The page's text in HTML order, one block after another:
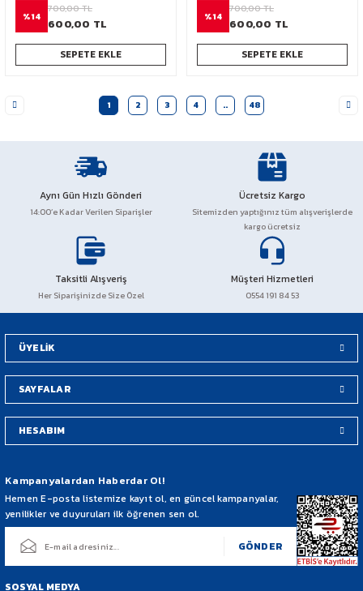
%14
700,00 TL
600,00 TL
SEPETE EKLE
%14
700,00 TL
600,00 TL
SEPETE EKLE
1 2 3 4 .. 48
Aynı Gün Hızlı Gönderi
14:00’e Kadar Verilen Siparişler
Ücretsiz Kargo
Sitemizden yaptığınız tüm alışverişlerde
kargo ücretsiz
Taksitli Alışveriş
Her Siparişinizde Size Özel
Müşteri Hizmetleri
0554 191 84 53
ÜYELİK
SAYFALAR
HESABIM
Kampanyalardan Haberdar Ol!
Hemen E-posta listemize kayıt ol, en güncel kampanyalar,
yenilikler ve duyuruları ilk öğrenen sen ol.
GÖNDER
SOSYAL MEDYA